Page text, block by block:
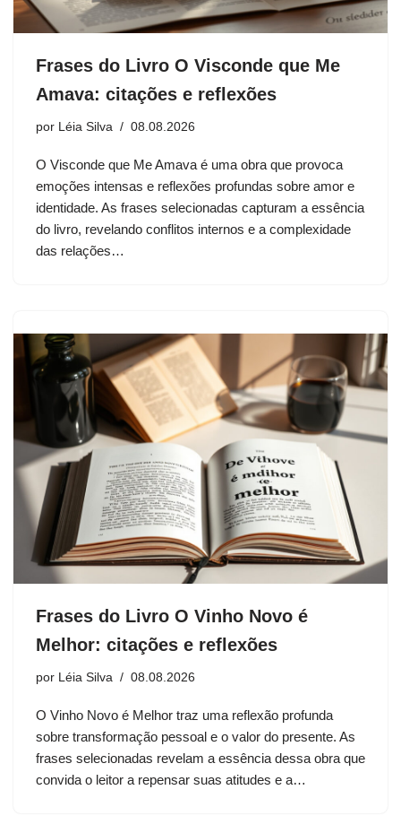
Frases do Livro O Visconde que Me
Amava: citações e reflexões
por Léia Silva 08.08.2026
O Visconde que Me Amava é uma obra que provoca
emoções intensas e reflexões profundas sobre amor e
identidade. As frases selecionadas capturam a essência
do livro, revelando conflitos internos e a complexidade
das relações…
Frases do Livro O Vinho Novo é
Melhor: citações e reflexões
por Léia Silva 08.08.2026
O Vinho Novo é Melhor traz uma reflexão profunda
sobre transformação pessoal e o valor do presente. As
frases selecionadas revelam a essência dessa obra que
convida o leitor a repensar suas atitudes e a…